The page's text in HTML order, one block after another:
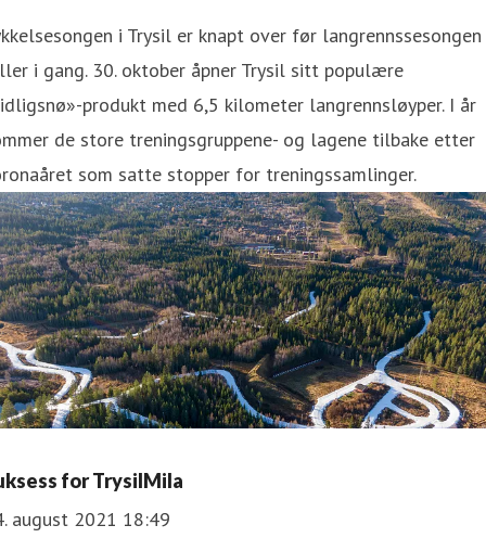
i Trysil er knapt over før langrennssesongen
i gang. 30. oktober åpner Trysil sitt populære
produkt med 6,5 kilometer langrennsløyper. I år
de store treningsgruppene- og lagene tilbake etter
som satte stopper for treningssamlinger.
for TrysilMila
august 2021 18:49